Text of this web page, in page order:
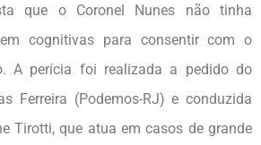
que o Coronel Nunes não tinha
cognitivas para consentir com o
A perícia foi realizada a pedido do
Ferreira (Podemos-RJ) e conduzida
Tirotti, que atua em casos de grande